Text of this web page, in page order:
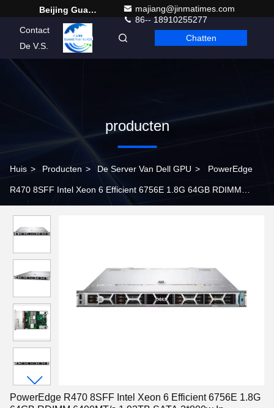
Beijing Guangtian Runze Technology Co., Ltd.
majiang@jinmatimes.com
86-- 18910255277
Contact
De V.S.
Dutch Chatten
producten
Huis > Producten > De Server Van Dell GPU > PowerEdge
R470 8SFF Intel Xeon 6 Efficient 6756E 1.8G 64GB RDIMM
PowerEdge R470 8SFF Intel Xeon 6 Efficient 6756E 1.8G